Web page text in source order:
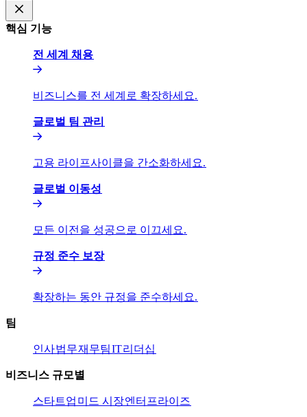
핵심 기능​​
전 세계 채용​​
비즈니스를 전 세계로 확장하세요.​​
글로벌 팀 관리​​
고용 라이프사이클을 간소화하세요.​​
글로벌 이동성​​
모든 이전을 성공으로 이끄세요.​​
규정 준수 보장​​
확장하는 동안 규정을 준수하세요.​​
팀​​
인사​​법무​​재무팀​​IT​​리더십​​
비즈니스 규모별​​
스타트업​​ 미드 시장​​엔터프라이즈​​